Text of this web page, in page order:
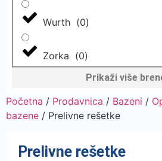
Wurth (0)
Zorka (0)
Prikaži više
Početna / Prodavnica / Bazeni /
bazene / Prelivne rešetke
Prelivne rešetke